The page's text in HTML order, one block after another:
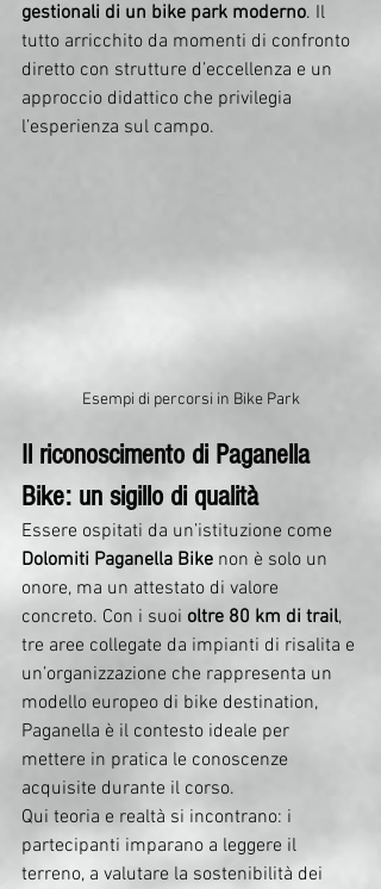
gestionali di un bike park moderno. Il
tutto arricchito da momenti di confronto
diretto con strutture d’eccellenza e un
approccio didattico che privilegia
l’esperienza sul campo.
Esempi di percorsi in Bike Park
Il riconoscimento di Paganella
Bike: un sigillo di qualità
Essere ospitati da un’istituzione come
Dolomiti Paganella Bike non è solo un
onore, ma un attestato di valore
concreto. Con i suoi oltre 80 km di trail,
tre aree collegate da impianti di risalita e
un’organizzazione che rappresenta un
modello europeo di bike destination,
Paganella è il contesto ideale per
mettere in pratica le conoscenze
acquisite durante il corso.
Qui teoria e realtà si incontrano: i
partecipanti imparano a leggere il
terreno, a valutare la sostenibilità dei